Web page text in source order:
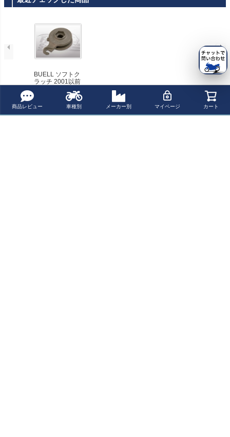
商品レビュー 車種別 メーカー別 マイページ カート
X-P4B
BUELL ソフトク
ラッチ 2001以前